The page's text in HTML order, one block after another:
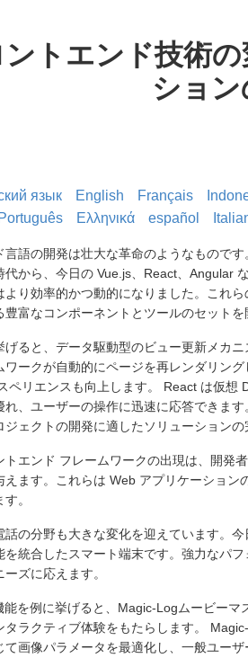
ントエンド技術
ション
язык English Français
Português Ελληνικά español
言語の開発は壮大な革命のようなもので
代から、今日の Vue.js、React、Angular
より効率的かつ動的になりました。これ
富なコンポーネントとツールのセットを
げると、データ駆動型のビュー更新メカ
ワークが自動的にページを再レンダリン
ペリエンスも向上します。 React は仮
れ、ユーザーの操作に迅速に応答できま
ェクトの開発に適したソリューションの
トエンド フレームワークの出現は、開発
えます。これらは Web アプリケーショ
。
話の分野も大きな変化を迎えています。
を統合したスマート端末です。強力なパ
ズに応えます。
能を例に挙げると、Magic-Logムービー
タラクティブ体験をもたらします。
て画像パラメータを最適化し、一般ユー